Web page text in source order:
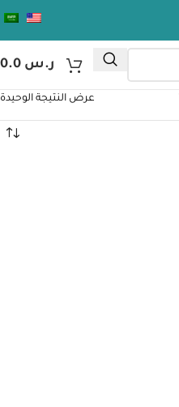
ر.س
عرض النتيجة الوحيدة